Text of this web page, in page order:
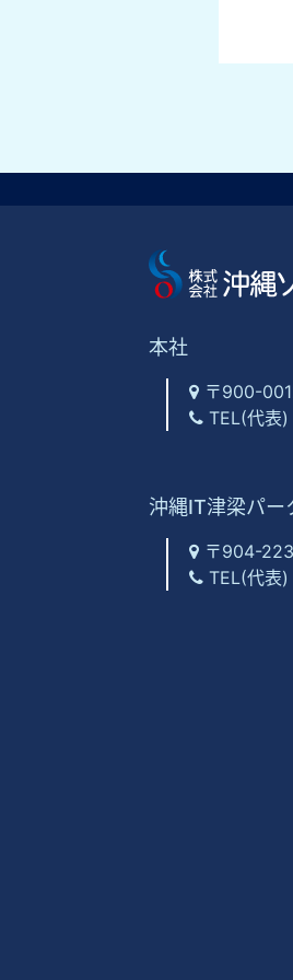
本社
〒900-
TEL(代表)
沖縄IT津梁パー
〒904-
TEL(代表)